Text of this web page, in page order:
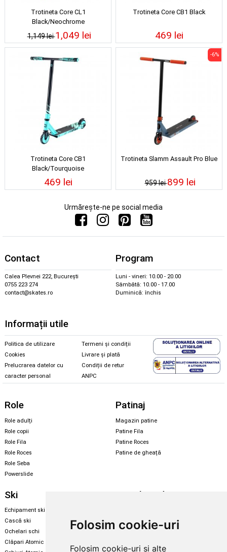
Folosim cookie-uri
Folosim cookie-uri și alte
Trotineta Core CL1
Black/Neochrome
1,149 lei1,049 lei
Trotineta Core CB1 Black
469 lei
Trotineta Core CB1
Black/Tourquoise
469 lei
Trotineta Slamm Assault Pro Blue
959 lei
-6%
899 lei
Urmărește-ne pe social media
Contact
Calea Plevnei 222, București
0755 223 274
contact@skates.ro
Program
Luni - vineri: 10.00 - 20.00
Sâmbătă: 10.00 - 17.00
Duminică: închis
Informații utile
Politica de utilizare
Cookies
Prelucrarea datelor cu
caracter personal
Termeni și condiții
Livrare și plată
Condiții de retur
ANPC
Role
Role adulți
Role copii
Role Fila
Role Roces
Role Seba
Powerslide
Patinaj
Magazin patine
Patine Fila
Patine Roces
Patine de gheață
Ski
Echipament ski
Cască ski
Ochelari schi
Clăpari Atomic
Snowboard
Echipament snowboard
Legături Rome SDS